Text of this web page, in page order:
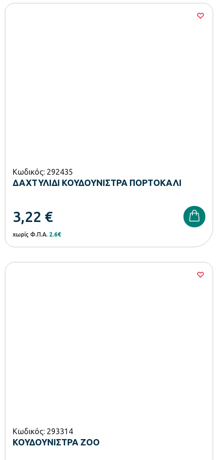
Κωδικός: 292435
ΔΑΧΤΥΛΙΔΙ ΚΟΥΔΟΥΝΙΣΤΡΑ ΠΟΡΤΟΚΑΛΙ
3,22 €
χωρίς Φ.Π.Α. 2.6€
Κωδικός: 293314
ΚΟΥΔΟΥΝΙΣΤΡΑ ZOO